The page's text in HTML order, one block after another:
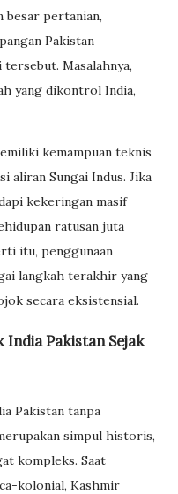
besar pertanian,
Pakistan
Masalahnya,
yang dikontrol India,
kemampuan teknis
aliran Sungai Indus. Jika
kekeringan masif
ratusan juta
itu, penggunaan
langkah terakhir yang
secara eksistensial.
India Pakistan Sejak
Pakistan tanpa
simpul historis,
kompleks. Saat
kolonial, Kashmir